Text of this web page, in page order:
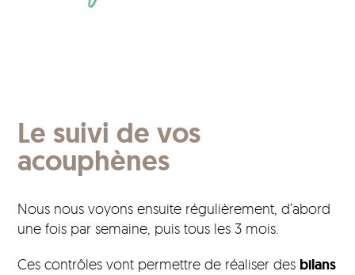
Le suivi de vos
acouphènes
Nous nous voyons ensuite régulièrement, d’abord
une fois par semaine, puis tous les 3 mois.
Ces contrôles vont permettre de réaliser des bilans